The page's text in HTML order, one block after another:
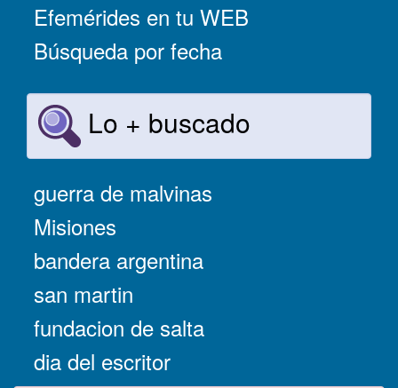
Efemérides en tu WEB
Búsqueda por fecha
Lo + buscado
guerra de malvinas
Misiones
bandera argentina
san martin
fundacion de salta
dia del escritor